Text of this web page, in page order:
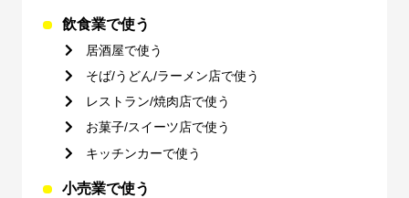
飲食業で使う
居酒屋で使う
そば/うどん/ラーメン店で使う
レストラン/焼肉店で使う
お菓子/スイーツ店で使う
キッチンカーで使う
小売業で使う